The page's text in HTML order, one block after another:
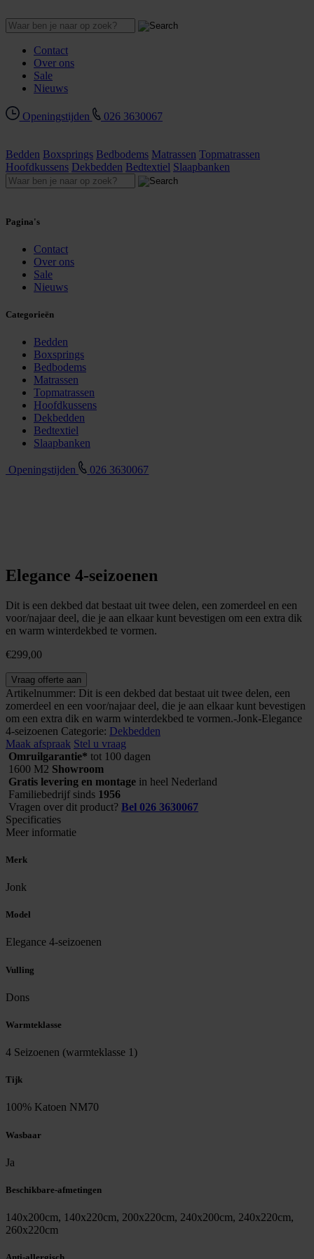
Contact
Over ons
Sale
Nieuws
Openingstijden 026 3630067
Bedden Boxsprings Bedbodems Matrassen Topmatrassen
Hoofdkussens Dekbedden Bedtextiel Slaapbanken
Pagina's
Contact
Over ons
Sale
Nieuws
Categorieën
Bedden
Boxsprings
Bedbodems
Matrassen
Topmatrassen
Hoofdkussens
Dekbedden
Bedtextiel
Slaapbanken
Openingstijden 026 3630067
Elegance 4-seizoenen
Dit is een dekbed dat bestaat uit twee delen, een zomerdeel en een
voor/najaar deel, die je aan elkaar kunt bevestigen om een ​​extra dik
en warm winterdekbed te vormen.
€299,00
Elegance
4-
seizoenen
aantal
Vraag offerte aan
Artikelnummer: Dit is een dekbed dat bestaat uit twee delen, een
zomerdeel en een voor/najaar deel, die je aan elkaar kunt bevestigen
om een ​​extra dik en warm winterdekbed te vormen.-Jonk-Elegance
4-seizoenen Categorie: Dekbedden
Maak afspraak Stel u vraag
Omruilgarantie* tot 100 dagen
1600 M2 Showroom
Gratis levering en montage in heel Nederland
Familiebedrijf sinds 1956
Vragen over dit product? Bel 026 3630067
Specificaties
Meer informatie
Merk
Jonk
Model
Elegance 4-seizoenen
Vulling
Dons
Warmteklasse
4 Seizoenen (warmteklasse 1)
Tijk
100% Katoen NM70
Wasbaar
Ja
Beschikbare-afmetingen
140x200cm, 140x220cm, 200x220cm, 240x200cm, 240x220cm,
260x220cm